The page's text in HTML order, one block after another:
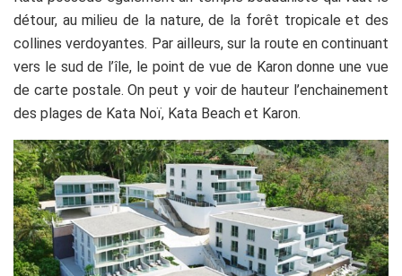
détour, au milieu de la nature, de la forêt tropicale et des
collines verdoyantes. Par ailleurs, sur la route en continuant
vers le sud de l’île, le point de vue de Karon donne une vue
de carte postale. On peut y voir de hauteur l’enchainement
des plages de Kata Noï, Kata Beach et Karon.